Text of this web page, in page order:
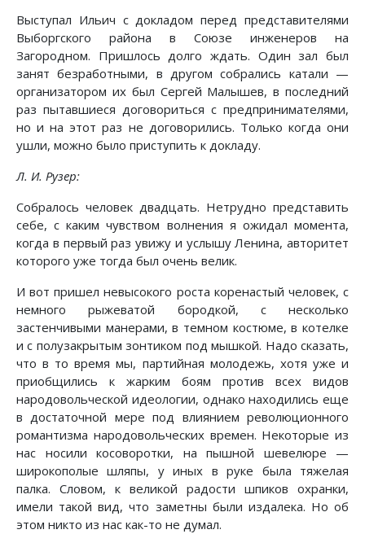
Выступал Ильич с докладом перед представителями
Выборгского района в Союзе инженеров на
Загородном. Пришлось долго ждать. Один зал был
занят безработными, в другом собрались катали —
организатором их был Сергей Малышев, в последний
раз пытавшиеся договориться с предпринимателями,
но и на этот раз не договорились. Только когда они
ушли, можно было приступить к докладу.
Л. И. Рузер:
Собралось человек двадцать. Нетрудно представить
себе, с каким чувством волнения я ожидал момента,
когда в первый раз увижу и услышу Ленина, авторитет
которого уже тогда был очень велик.
И вот пришел невысокого роста коренастый человек, с
немного рыжеватой бородкой, с несколько
застенчивыми манерами, в темном костюме, в котелке
и с полузакрытым зонтиком под мышкой. Надо сказать,
что в то время мы, партийная молодежь, хотя уже и
приобщились к жарким боям против всех видов
народовольческой идеологии, однако находились еще
в достаточной мере под влиянием революционного
романтизма народовольческих времен. Некоторые из
нас носили косоворотки, на пышной шевелюре —
широкополые шляпы, у иных в руке была тяжелая
палка. Словом, к великой радости шпиков охранки,
имели такой вид, что заметны были издалека. Но об
этом никто из нас как-то не думал.